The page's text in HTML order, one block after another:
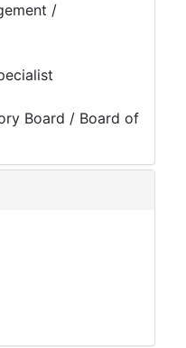
/
Board / Board of